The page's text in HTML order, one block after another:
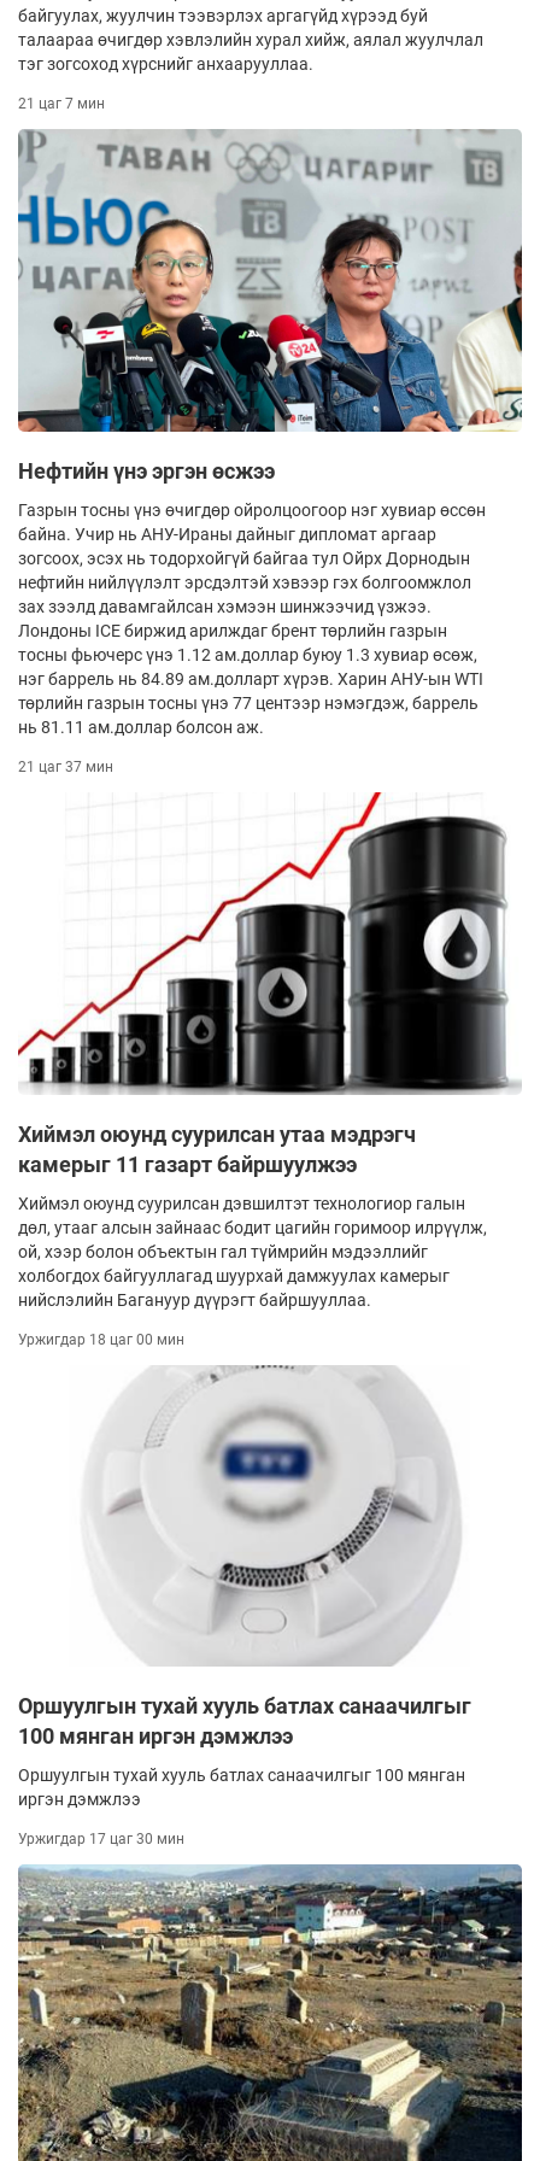
байгуулах, жуулчин тээвэрлэх аргагүйд хүрээд буй
талаараа өчигдөр хэвлэлийн хурал хийж, аялал жуулчлал
тэг зогсоход хүрснийг анхаарууллаа.
21 цаг 7 мин
Нефтийн үнэ эргэн өсжээ
Газрын тосны үнэ өчигдөр ойролцоогоор нэг хувиар өссөн
байна. Учир нь АНУ-Ираны дайныг дипломат аргаар
зогсоох, эсэх нь тодорхойгүй байгаа тул Ойрх Дорнодын
нефтийн нийлүүлэлт эрсдэлтэй хэвээр гэх болгоомжлол
зах зээлд давамгайлсан хэмээн шинжээчид үзжээ.
Лондоны ICE биржид арилждаг брент төрлийн газрын
тосны фьючерс үнэ 1.12 ам.доллар буюу 1.3 хувиар өсөж,
нэг баррель нь 84.89 ам.долларт хүрэв. Харин АНУ-ын WTI
төрлийн газрын тосны үнэ 77 центээр нэмэгдэж, баррель
нь 81.11 ам.доллар болсон аж.
21 цаг 37 мин
Хиймэл оюунд суурилсан утаа мэдрэгч
камерыг 11 газарт байршуулжээ
Хиймэл оюунд суурилсан дэвшилтэт технологиор галын
дөл, утааг алсын зайнаас бодит цагийн горимоор илрүүлж,
ой, хээр болон объектын гал түймрийн мэдээллийг
холбогдох байгууллагад шуурхай дамжуулах камерыг
нийслэлийн Багануур дүүрэгт байршууллаа.
Уржигдар 18 цаг 00 мин
Оршуулгын тухай хууль батлах санаачилгыг
100 мянган иргэн дэмжлээ
Оршуулгын тухай хууль батлах санаачилгыг 100 мянган
иргэн дэмжлээ
Уржигдар 17 цаг 30 мин